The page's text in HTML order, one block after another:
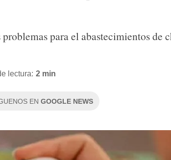
para el abastecimientos de
lectura: 2 min
EN GOOGLE NEWS